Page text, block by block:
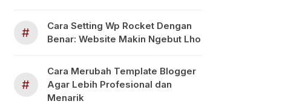
#
Cara Setting Wp Rocket Dengan
Benar: Website Makin Ngebut Lho
#
Cara Merubah Template Blogger
Agar Lebih Profesional dan
Menarik